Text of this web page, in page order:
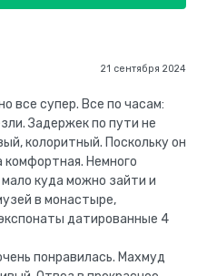
21 сентября 2024
все супер. Все по часам:
Задержек по пути не
колоритный. Поскольку он
комфортная. Немного
куда можно зайти и
в монастыре,
датированные 4
понравилась. Махмуд